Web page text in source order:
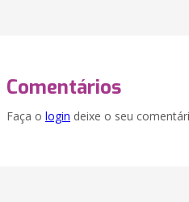
Comentários
Faça o login deixe o seu